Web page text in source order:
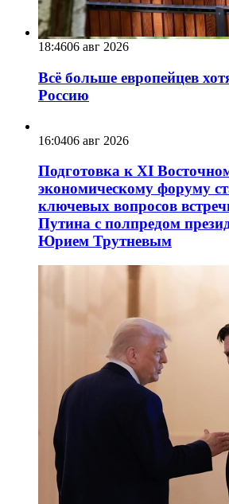
18:4606 авг 2026
Всё больше европейцев
Россию
16:0406 авг 2026
Подготовка к XI
экономическому форуму
ключевых вопросов
Путина с полпредом
Юрием Трутневым